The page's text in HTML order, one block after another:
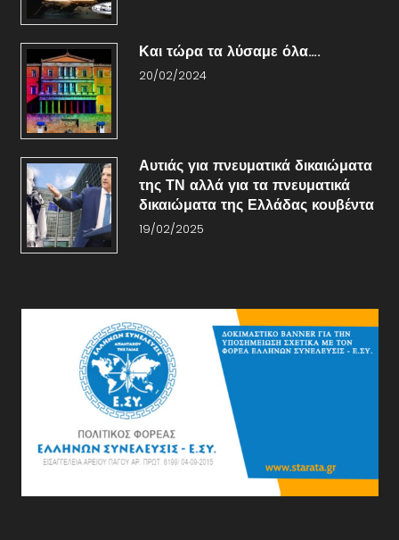
Και τώρα τα λύσαμε όλα….
20/02/2024
Αυτιάς για πνευματικά δικαιώματα
της ΤΝ αλλά για τα πνευματικά
δικαιώματα της Ελλάδας κουβέντα
19/02/2025